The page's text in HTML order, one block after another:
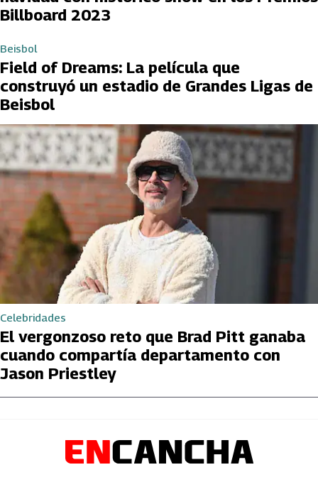
Billboard 2023
Beisbol
Field of Dreams: La película que
construyó un estadio de Grandes Ligas de
Beisbol
Celebridades
El vergonzoso reto que Brad Pitt ganaba
cuando compartía departamento con
Jason Priestley